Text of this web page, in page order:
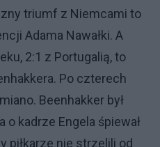
triumf z Niemcami to
Adama Nawałki. A
2:1 z Portugalią, to
Po czterech
Beenhakker był
o kadrze Engela śpiewał
piłkarze nie strzelili od